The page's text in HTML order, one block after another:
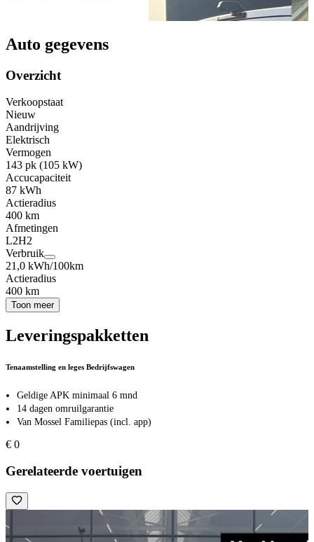
Auto gegevens
Overzicht
Verkoopstaat
Nieuw
Aandrijving
Elektrisch
Vermogen
143 pk (105 kW)
Accucapaciteit
87 kWh
Actieradius
400 km
Afmetingen
L2H2
Verbruik
21,0 kWh/100km
Actieradius
400 km
Toon meer
Leveringspakketten
Tenaamstelling en leges Bedrijfswagen
Geldige APK minimaal 6 mnd
14 dagen omruilgarantie
Van Mossel Familiepas (incl. app)
€ 0
Gerelateerde voertuigen